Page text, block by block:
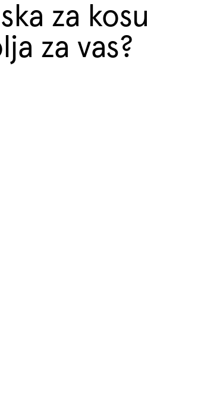
za kosu
za vas?